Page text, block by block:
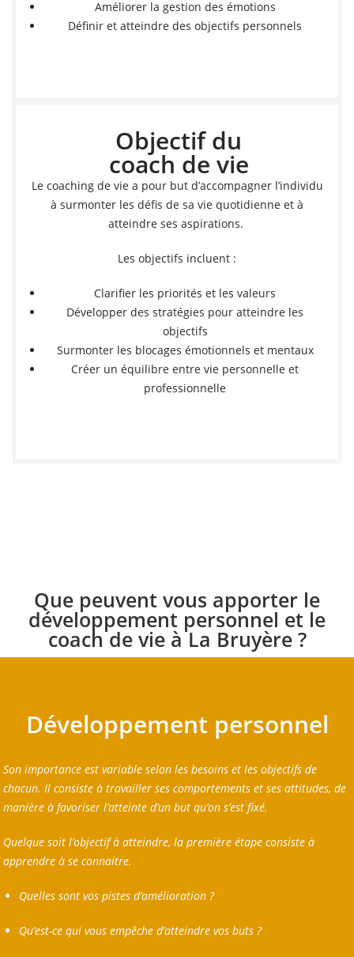
Améliorer la gestion des émotions
Définir et atteindre des objectifs personnels
Objectif du
coach de vie
Le coaching de vie a pour but d’accompagner l’individu
à surmonter les défis de sa vie quotidienne et à
atteindre ses aspirations.
Les objectifs incluent :
Clarifier les priorités et les valeurs
Développer des stratégies pour atteindre les
objectifs
Surmonter les blocages émotionnels et mentaux
Créer un équilibre entre vie personnelle et
professionnelle
Que peuvent vous apporter le
développement personnel et le
coach de vie à La Bruyère ?
Développement personnel
Son importance est variable selon les besoins et les objectifs de
chacun. Il consiste à travailler ses comportements et ses attitudes, de
manière à favoriser l’atteinte d’un but qu’on s’est fixé.
Quelque soit l’objectif à atteindre, la première étape consiste à
apprendre à se connaitre.
Quelles sont vos pistes d’amélioration ?
Qu’est-ce qui vous empêche d’atteindre vos buts ?